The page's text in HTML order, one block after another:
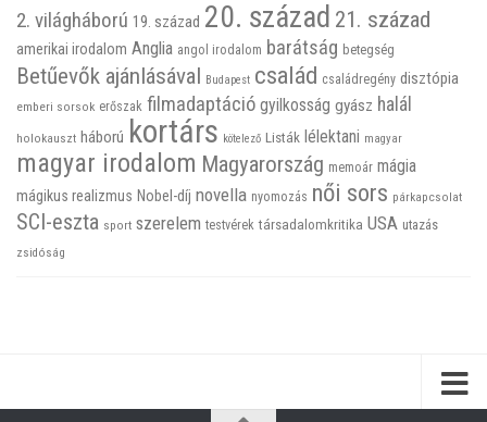
2. világháború 19. század 20. század 21. század
amerikai irodalom Anglia angol irodalom barátság betegség
Betűevők ajánlásával Budapest család családregény disztópia
emberi sorsok erőszak filmadaptáció gyilkosság gyász halál
holokauszt háború kortárs kötelező Listák lélektani magyar
magyar irodalom Magyarország memoár mágia
mágikus realizmus Nobel-díj novella nyomozás női sors párkapcsolat
SCI-eszta sport szerelem testvérek társadalomkritika USA utazás
zsidóság